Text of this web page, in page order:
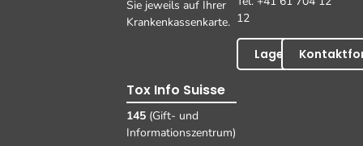
Sie jeweils auf Ihrer
Krankenkassenkarte.
Tox Info Suisse
145 (Gift- und
Informationszentrum)
12
Lageplan